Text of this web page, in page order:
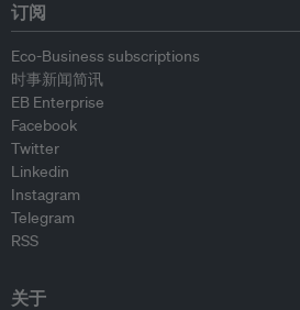
订阅
Eco-Business subscriptions
时事新闻简讯
EB Enterprise
Facebook
Twitter
Linkedin
Instagram
Telegram
RSS
关于